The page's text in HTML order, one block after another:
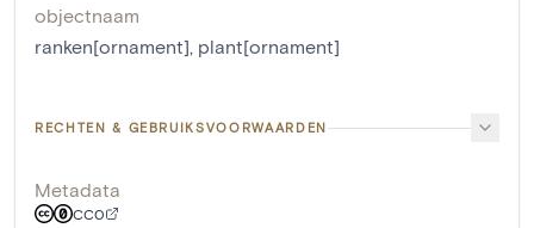
objectnaam
ranken[ornament], plant[ornament]
RECHTEN & GEBRUIKSVOORWAARDEN
Metadata
CC0